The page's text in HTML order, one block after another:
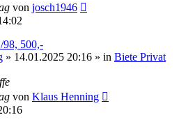
von josch1946
500,-
» 14.01.2025 20:16 » in Biete Privat
von Klaus Henning